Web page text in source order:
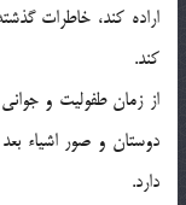
اراده كند، خاطرات
كند.
از زمان طفوليت و
دوستان و صور اشياء
دارد.